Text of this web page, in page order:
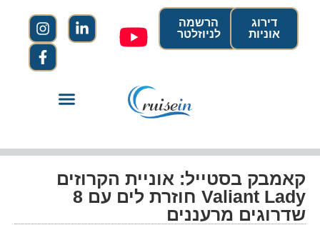
הרשמה
לניוזלטר
דירוג
אוניות
קאמבק בסטייל: אוניית הקרוזים
Valiant Lady חוזרת לים עם 8
שדרוגים מרעננים